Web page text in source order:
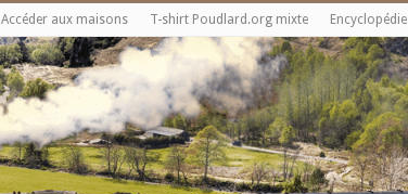
Accéder aux maisons T-shirt Poudlard.org mixte Encyclopédie